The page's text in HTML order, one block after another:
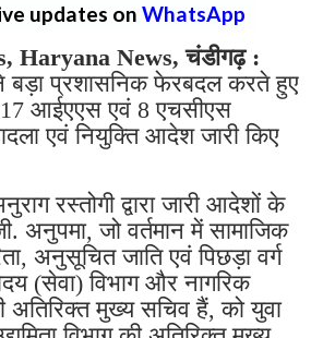
updates on WhatsApp
Haryana News, चंडीगढ़ :
बड़ा प्रशासनिक फेरबदल करते हुए
आईएएस एवं 8 एचसीएस
एवं नियुक्ति आदेश जारी किए
रस्तोगी द्वारा जारी आदेशों के
अनुपमा, जो वर्तमान में सामाजिक
अनुसूचित जाति एवं पिछड़ा वर्ग
(सेवा) विभाग और नागरिक
अतिरिक्त मुख्य सचिव हैं, को युवा